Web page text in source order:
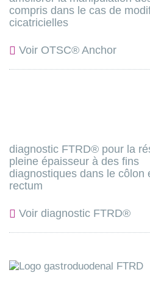
compris dans le cas de
cicatricielles
Voir OTSC® Anchor
diagnostic FTRD® pour la
pleine épaisseur à des fins
diagnostiques dans le côlon
rectum
Voir diagnostic FTRD®